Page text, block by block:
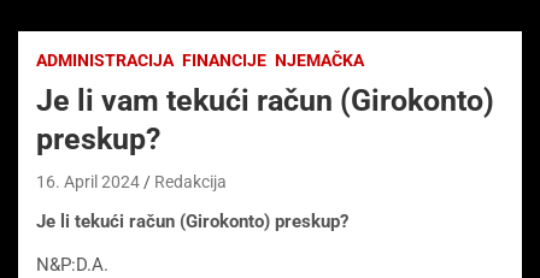
ADMINISTRACIJA FINANCIJE NJEMAČKA
Je li vam tekući račun (Girokonto)
preskup?
16. April 2024 Redakcija
Je li tekući račun (Girokonto) preskup?
N&P:D.A.